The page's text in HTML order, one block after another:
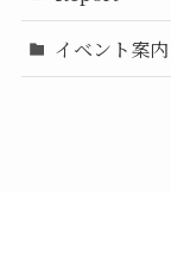
イベント案内